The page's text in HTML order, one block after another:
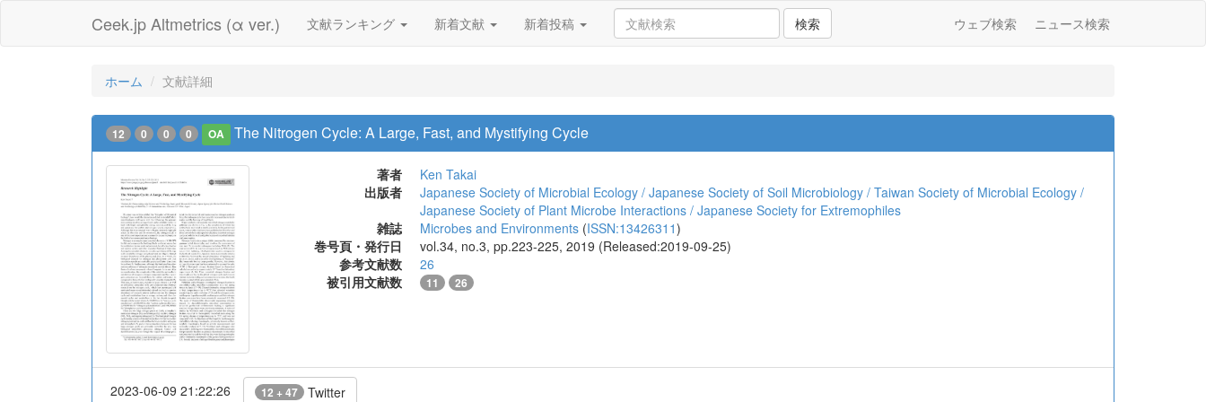
Ceek.jp Altmetrics (α ver.) 文献ランキング 新着文献 新着投稿 検索 ウェブ検索 ニュース検索
ホーム 文献詳細
12 0 0 0 OA The Nitrogen Cycle: A Large, Fast, and Mystifying Cycle
著者
Ken Takai
出版者
Japanese Society of Microbial Ecology / Japanese Society of Soil Microbiology / Taiwan Society of Microbial Ecology /
Japanese Society of Plant Microbe Interactions / Japanese Society for Extremophiles
雑誌
Microbes and Environments (ISSN:13426311)
巻号頁・発行日
vol.34, no.3, pp.223-225, 2019 (Released:2019-09-25)
参考文献数
26
被引用文献数
11 26
2023-06-09 21:22:26 12 + 47 Twitter